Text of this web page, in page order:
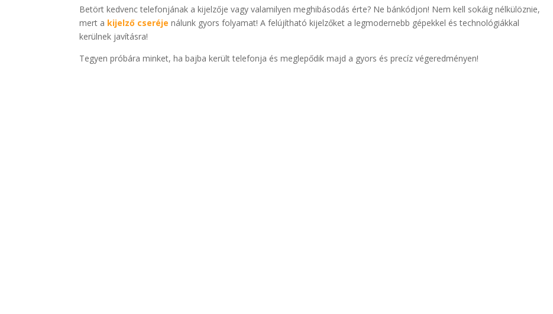
Betört kedvenc telefonjának a kijelzője vagy valamilyen meghibásodás érte? Ne bánkódjon! Nem kell sokáig nélkülöznie,
mert a kijelző cseréjenálunk gyors folyamat! A felújítható kijelzőket a legmodernebb gépekkel és technológiákkal
kerülnek javításra!
Tegyen próbára minket, ha bajba került telefonja és meglepődik majd a gyors és precíz végeredményen!